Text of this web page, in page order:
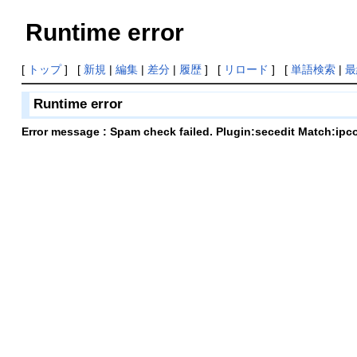
Runtime error
[ トップ] [ 新規 | 編集| 差分| 履歴] [ リロード ] [ 単語検索|
Runtime error
Error message : Spam check failed. Plugin:secedit